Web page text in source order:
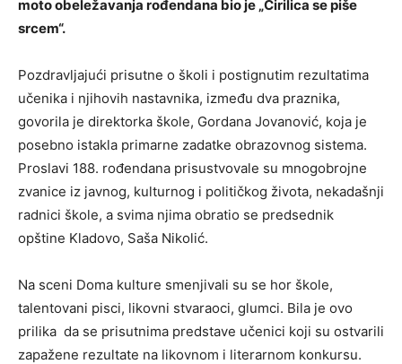
moto obeležavanja rođendana bio je „Čirilica se piše
srcem“.
Pozdravljajući prisutne o školi i postignutim rezultatima
učenika i njihovih nastavnika, između dva praznika,
govorila je direktorka škole, Gordana Jovanović, koja je
posebno istakla primarne zadatke obrazovnog sistema.
Proslavi 188. rođendana prisustvovale su mnogobrojne
zvanice iz javnog, kulturnog i političkog života, nekadašnji
radnici škole, a svima njima obratio se predsednik
opštine Kladovo, Saša Nikolić.
Na sceni Doma kulture smenjivali su se hor škole,
talentovani pisci, likovni stvaraoci, glumci. Bila je ovo
prilika da se prisutnima predstave učenici koji su ostvarili
zapažene rezultate na likovnom i literarnom konkursu.